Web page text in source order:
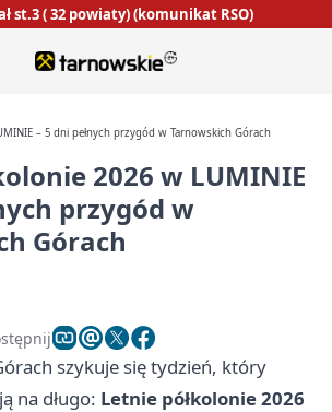
st.3 ( 32 powiaty) (komunikat RSO)
– 5 dni pełnych przygód w Tarnowskich Górach
2026 w LUMINIE
przygód w
Górach
szykuje się tydzień, który
na długo: Letnie półkolonie 2026